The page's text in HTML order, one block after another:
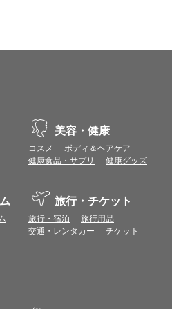
トまたは表示ポイント数をプレミアムポイ
があります。ポイント付与時期はショップご
ましては表示ポイント数と付与ポイント数
トは付きません。
ならない場合があります。
。
から再度ショップへアクセスしてください。
る場合があります。各ショップからご注文後
美容・健康
コスメ
ボディ＆ヘアケア
健康食品・サプリ
健康グッズ
旅行・チケット
旅行・宿泊
旅行用品
交通・レンタカー
チケット